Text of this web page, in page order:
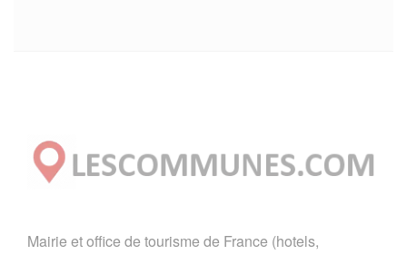
Mairie et office de tourisme de France (hotels,